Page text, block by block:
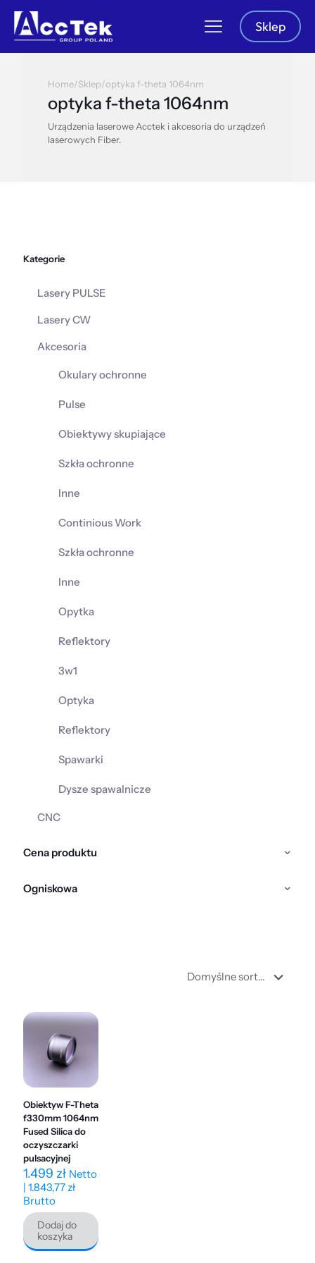
Sklep
Home/Sklep/optyka f-theta 1064nm
optyka f-theta 1064nm
Urządzenia laserowe Acctek i akcesoria do urządzeń
laserowych Fiber.
Kategorie
Lasery PULSE
Lasery CW
Akcesoria
Okulary ochronne
Pulse
Obiektywy skupiające
Szkła ochronne
Inne
Continious Work
Szkła ochronne
Inne
Opytka
Reflektory
3w1
Optyka
Reflektory
Spawarki
Dysze spawalnicze
CNC
Cena produktu
Ogniskowa
Obiektyw F-Theta
f330mm 1064nm
Fused Silica do
oczyszczarki
pulsacyjnej
1.499 zł Netto
| 1.843,77zł
Brutto
Dodaj do
koszyka